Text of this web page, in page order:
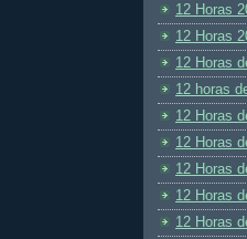
12 Horas
12 Horas
12 Horas
12 horas
12 Horas
12 Horas
12 Horas
12 Horas
12 Horas